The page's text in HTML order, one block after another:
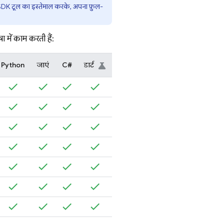
टूल का इस्तेमाल करके, अपना फ़ुल-
में काम करती हैं:
Python जाएं C# डार्ट